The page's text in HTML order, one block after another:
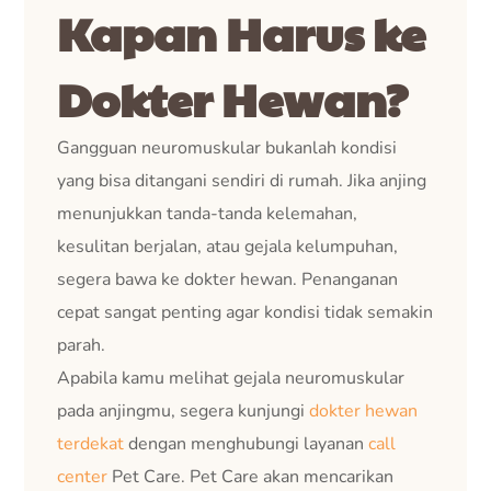
Kapan Harus ke
Dokter Hewan?
Gangguan neuromuskular bukanlah kondisi
yang bisa ditangani sendiri di rumah. Jika anjing
menunjukkan tanda-tanda kelemahan,
kesulitan berjalan, atau gejala kelumpuhan,
segera bawa ke dokter hewan. Penanganan
cepat sangat penting agar kondisi tidak semakin
parah.
Apabila kamu melihat gejala neuromuskular
pada anjingmu, segera kunjungidokter hewan
terdekatdengan menghubungi layanancall
center Pet Care. Pet Care akan mencarikan